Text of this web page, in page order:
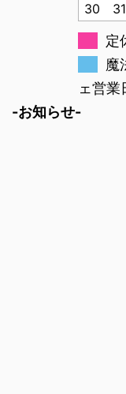
30
31
定
魔
ェ営業
-お知らせ-